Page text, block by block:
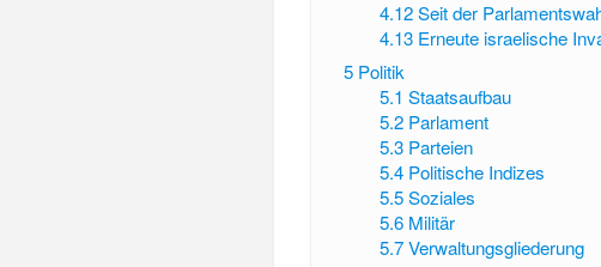
4.12 Seit der
4.13 Erneute israelische
5 Politik
5.1 Staatsaufbau
5.2 Parlament
5.3 Parteien
5.4 Politische Indizes
5.5 Soziales
5.6 Militär
5.7 Verwaltungsgliederung